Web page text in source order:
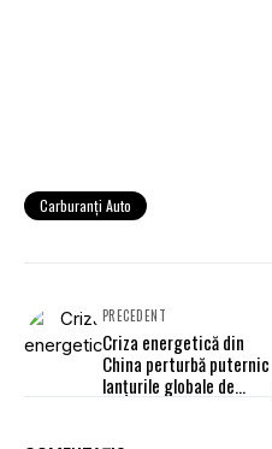
Carburanţi Auto
PRECEDENT
Criza energetică din
China perturbă puternic
lanţurile globale de